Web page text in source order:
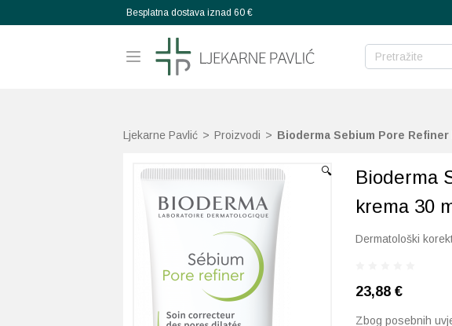
Besplatna dostava iznad 60 €
Ljekarne Pavlić > Proizvodi > Bioderma Sebium Pore Refiner
🔍
Bioderma
krema 30
Dermatološki
23,88€
Zbog posebnih